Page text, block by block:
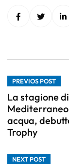
PREVIOS POST
La stagione
acqua,
Trophy
NEXT POST